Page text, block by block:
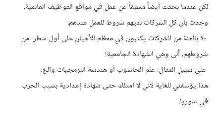
لكن عندما بحثت أيضاً مسبقاً عن عمل في مواقع التوظيف العالمية،
وجدت بأن كل الشركات لديهم شروط للعمل عندهم.
٩٠ بالمئة من الشركات يكتبون في معظم الأحيان على أول سطر من
شروطهم، ألى وهي الشهادة الجامعية!
على سبيل المثال: علم الحاسوب أو هندسة البرمجيات والخ.
هذا يؤسفني للغاية لأني لا امتلك حتى شهادة إعدادية بسبب الحرب
في سوريا.